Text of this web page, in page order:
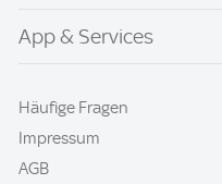
App & Services
Häufige Fragen
Impressum
AGB